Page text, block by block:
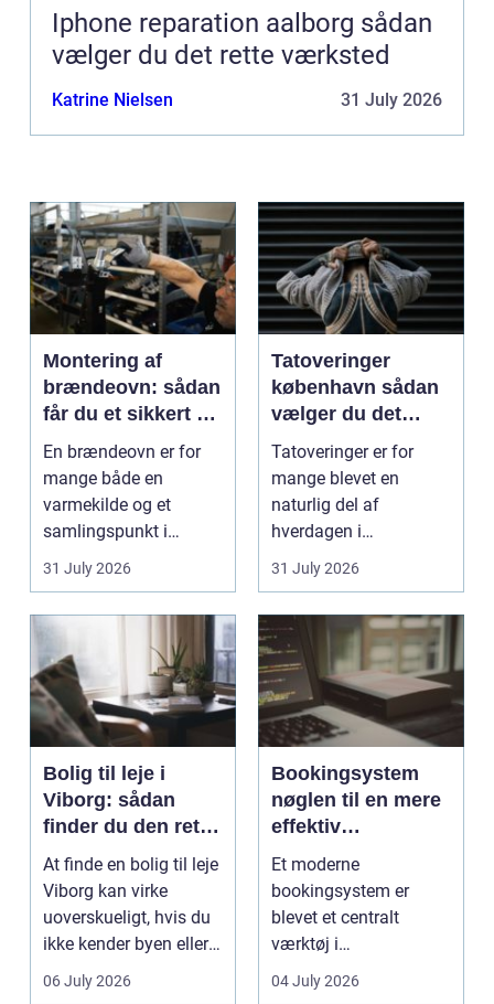
Iphone reparation aalborg sådan
vælger du det rette værksted
Katrine Nielsen 31 July 2026
Montering af
brændeovn: sådan
får du et sikkert og
smukt resultat
En brændeovn er for
mange både en
varmekilde og et
samlingspunkt i
hjemmet. Flammerne
31 July 2026
Tatoveringer
københavn sådan
vælger du det
rigtige studie
Tatoveringer er for
mange blevet en
naturlig del af
hverdagen i
København. Byen er
fyldt med dygtige...
31 July 2026
Bolig til leje i
Viborg: sådan
finder du den rette
lejlighed
At finde en bolig til leje
Viborg kan virke
uoverskueligt, hvis du
ikke kender byen eller
det lokale...
06 July 2026
Bookingsystem
nøglen til en mere
effektiv
klinikhverdag
Et moderne
bookingsystem er
blevet et centralt
værktøj i
sundhedssektoren.
Klinikker, praksis og
04 July 2026